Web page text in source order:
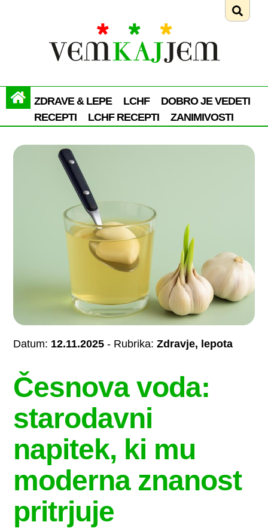
ZDRAVE & LEPE LCHF
DOBRO JE VEDETI
RECEPTI
LCHF RECEPTI ZANIMIVOSTI
Datum: 12.11.2025 - Rubrika:Zdravje, lepota
Česnova voda:
starodavni
napitek, ki mu
moderna znanost
pritrjuje